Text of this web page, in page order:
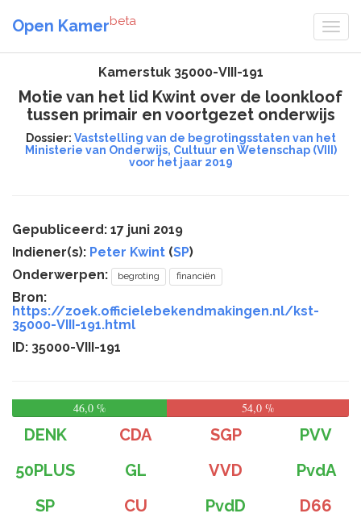
Open Kamerbeta
Kamerstuk 35000-VIII-191
Motie van het lid Kwint over de loonkloof
tussen primair en voortgezet onderwijs
Dossier: Vaststelling van de begrotingsstaten van het
Ministerie van Onderwijs, Cultuur en Wetenschap (VIII)
voor het jaar 2019
Gepubliceerd: 17 juni 2019
Indiener(s): Peter Kwint (SP)
Onderwerpen:
begroting financiën
Bron:
https://zoek.officielebekendmakingen.nl/kst-
35000-VIII-191.html
ID: 35000-VIII-191
46,0 % 54,0 %
DENK CDA SGP
PVV
50PLUS
GL VVD
PvdA
SP
CU PvdD
D66